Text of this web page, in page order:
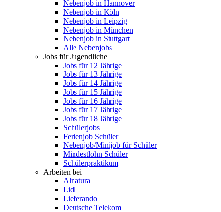
Nebenjob in Hannover
Nebenjob in Köln
Nebenjob in Leipzig
Nebenjob in München
Nebenjob in Stuttgart
Alle Nebenjobs
Jobs für Jugendliche
Jobs für 12 Jährige
Jobs für 13 Jährige
Jobs für 14 Jährige
Jobs für 15 Jährige
Jobs für 16 Jährige
Jobs für 17 Jährige
Jobs für 18 Jährige
Schülerjobs
Ferienjob Schüler
Nebenjob/Minijob für Schüler
Mindestlohn Schüler
Schülerpraktikum
Arbeiten bei
Alnatura
Lidl
Lieferando
Deutsche Telekom